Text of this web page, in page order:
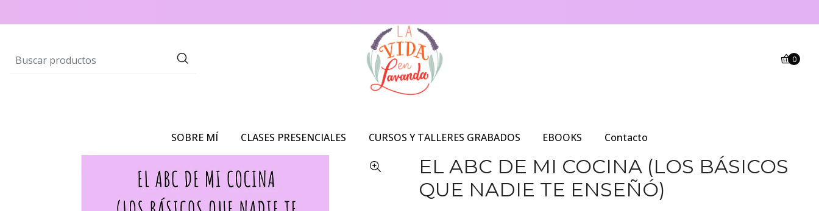
0
SOBRE MÍ CLASES PRESENCIALES CURSOS Y TALLERES GRABADOS EBOOKS Contacto
EL ABC DE MI COCINA (LOS BÁSICOS
QUE NADIE TE ENSEÑÓ)